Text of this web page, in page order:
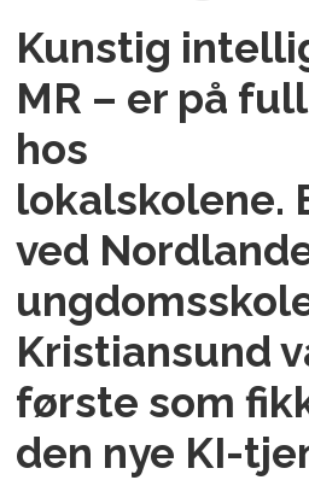
Kunstig
MR – er på
hos
lokalskolene.
ved
Kristiansund
første som
den nye KI-